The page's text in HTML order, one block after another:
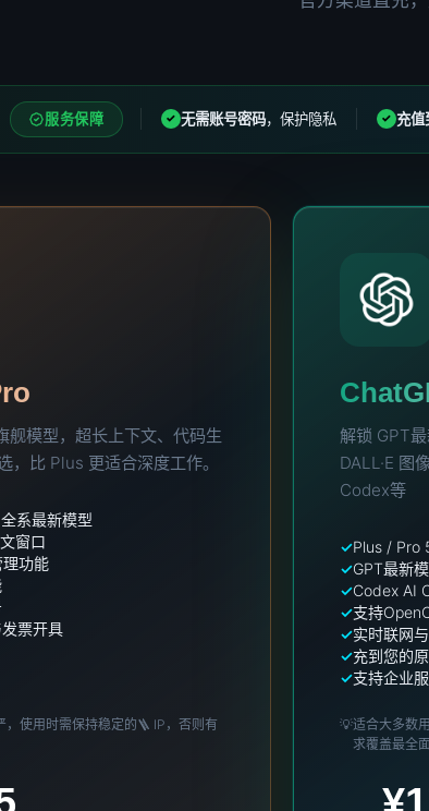
服务保障 ✓ 无需账号密码，保护隐私 ✓ 充值
解锁 GPT
DALL·E 图
Codex等
Plus / Pro
GPT最新
Codex AI
支持
实时联网
充到您的
支持企业
💡适合大多数
求覆盖最全面
舰模型，超长上下文、代码生
，比 Plus 更适合深度工作。
系最新模型
窗口
功能
票开具
使用时需保持稳定的🪜 IP，否则有